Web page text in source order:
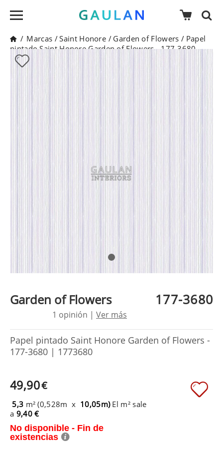
/ Marcas /Saint Honore / Garden of Flowers / Papel
pintado Saint Honore Garden of Flowers - 177-3680
Garden of Flowers 177-3680
1 opinión | Ver más
Papel pintado Saint Honore Garden of Flowers -
177-3680 | 1773680
49,90€
5,3 m² (0,528m x 10,05m) El m² sale
a 9,40 €
No disponible - Fin de
existencias